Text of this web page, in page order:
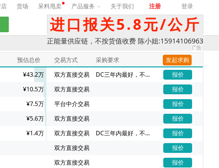
货场 呆料甩卖 产品服务 关于我们 注册 登录
进口报关5.8元/公斤
正能量供应链，不按货值收费 陈小姐:15914106963
预估总价 交易方式 采购要求
发起求购
¥43.2万 双方直接交易 DC三年内最好，不同DC价格不一样
报价
¥10.5万 双方直接交易
报价
¥7.5万 平台中介交易
报价
¥5.6万 双方直接交易
报价
¥1.4万 双方直接交易 DC三年内最好，不同DC价格不一样
报价
双方直接交易
报价
双方直接交易
报价